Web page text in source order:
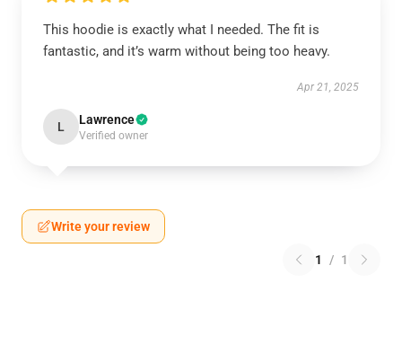
This hoodie is exactly what I needed. The fit is
fantastic, and it’s warm without being too heavy.
Apr 21, 2025
L Lawrence
Verified owner
Write your review
1 / 1